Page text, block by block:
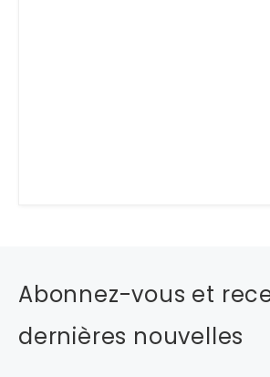
Abonnez-vous et
dernières nouvelles